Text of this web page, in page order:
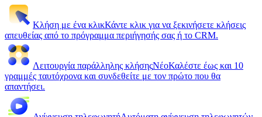
Κλήση με ένα κλικΚάντε κλικ για να ξεκινήσετε κλήσεις
απευθείας από το πρόγραμμα περιήγησής σας ή το CRM.
Λειτουργία παράλληλης κλήσηςΝέοΚαλέστε έως και 10
γραμμές ταυτόχρονα και συνδεθείτε με τον πρώτο που θα
απαντήσει.